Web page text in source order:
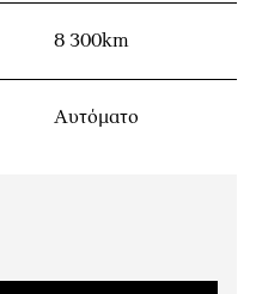
8 300km
Αυτόματο